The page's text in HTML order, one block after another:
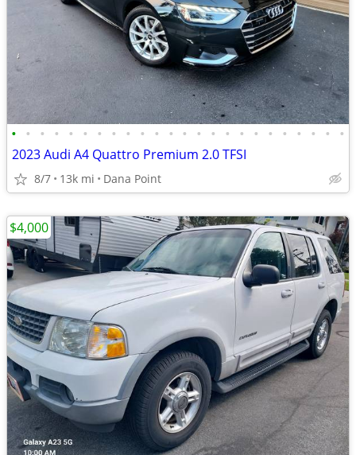
• • • • • • • • • • • • • • • • • • • • • • • •
2023 Audi A4 Quattro Premium 2.0 TFSI
8/7 13k mi Dana Point
$4,000